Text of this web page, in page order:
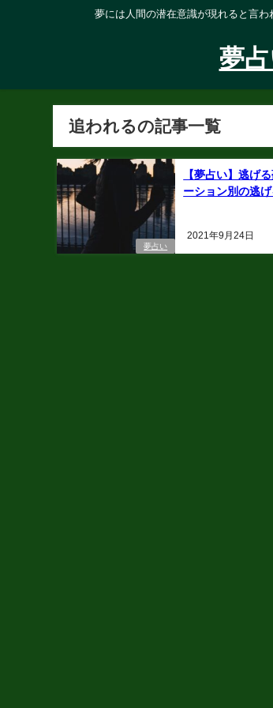
夢には人間の潜在意識が現れると言
夢
追われるの記事一覧
夢占い
【夢占い】逃げ
ーション別の逃
2021年9月24日